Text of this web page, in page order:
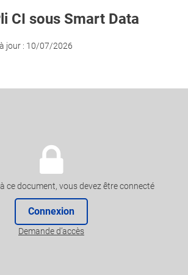
CI sous Smart Data
jour : 10/07/2026
ce document, vous devez être connecté
Connexion
Demande d’accès